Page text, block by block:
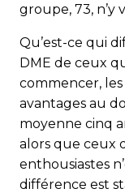
groupe, 73, n’y
Qu’est-ce qui
DME de ceux
commencer,
avantages au
moyenne cinq
alors que ceux
enthousiastes
différence est